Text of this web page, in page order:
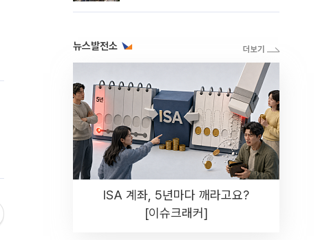
뉴스발전소
ISA 계좌, 5년마다 깨라고요?
[이슈크래커]